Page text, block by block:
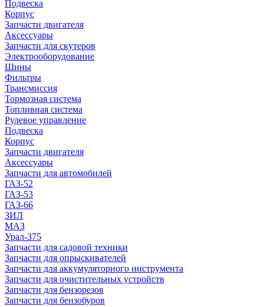
Подвеска
Корпус
Запчасти двигателя
Аксессуары
Запчасти для скутеров
Электрооборудование
Шины
Фильтры
Трансмиссия
Тормозная система
Топливная система
Рулевое управление
Подвеска
Корпус
Запчасти двигателя
Аксессуары
Запчасти для автомобилей
ГАЗ-52
ГАЗ-53
ГАЗ-66
ЗИЛ
МАЗ
Урал-375
Запчасти для садовой техники
Запчасти для опрыскивателей
Запчасти для аккумуляторного инструмента
Запчасти для очистительных устройств
Запчасти для бензорезов
Запчасти для бензобуров